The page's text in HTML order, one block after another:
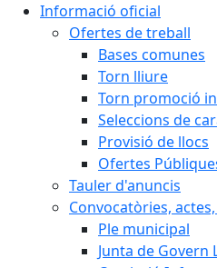
Informació oficial
Ofertes de treball
Bases comunes
Torn lliure
Torn promoció
Seleccions de
Provisió de llocs
Ofertes
Tauler d'anuncis
Convocatòries,
Ple municipal
Junta de Govern